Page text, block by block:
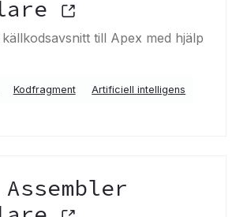
till Apex med hjälp
Kodfragment
Artificiell intelligens